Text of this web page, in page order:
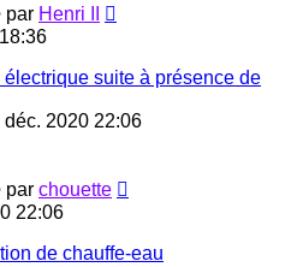
par Henri II
suite à présence de
déc. 2020 22:06
par chouette
22:06
de chauffe-eau